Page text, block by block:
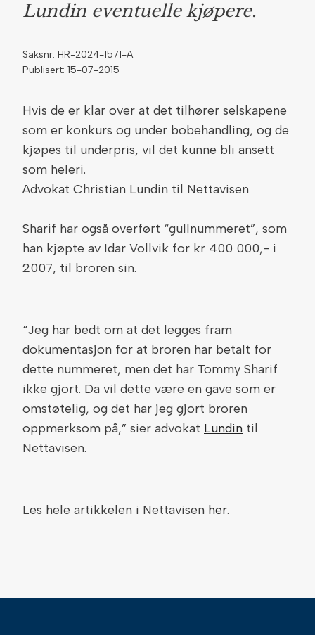
Lundin eventuelle kjøpere.
Saksnr. HR-2024-1571-A
Publisert: 15-07-2015
Hvis de er klar over at det tilhører selskapene
som er konkurs og under bobehandling, og de
kjøpes til underpris, vil det kunne bli ansett
som heleri.
Advokat Christian Lundin til Nettavisen
Sharif har også overført “gullnummeret”, som
han kjøpte av Idar Vollvik for kr 400 000,- i
2007, til broren sin.
“Jeg har bedt om at det legges fram
dokumentasjon for at broren har betalt for
dette nummeret, men det har Tommy Sharif
ikke gjort. Da vil dette være en gave som er
omstøtelig, og det har jeg gjort broren
oppmerksom på,” sier advokat Lundin til
Nettavisen.
Les hele artikkelen i Nettavisen her.